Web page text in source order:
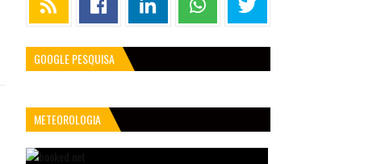
GOOGLE PESQUISA
METEOROLOGIA